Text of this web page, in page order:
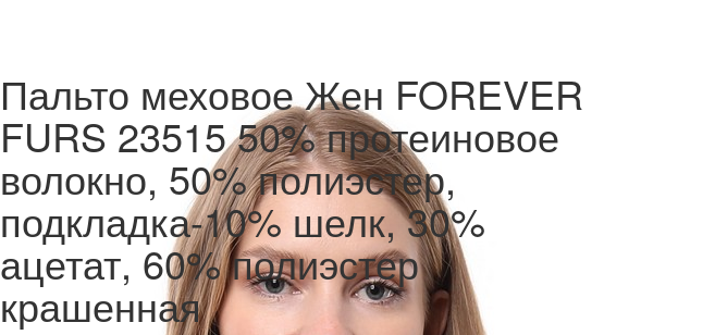
Пальто меховое Жен FOREVER
FURS 23515 50% протеиновое
волокно, 50% полиэстер,
подкладка-10% шелк, 30%
ацетат, 60% полиэстер
крашенная